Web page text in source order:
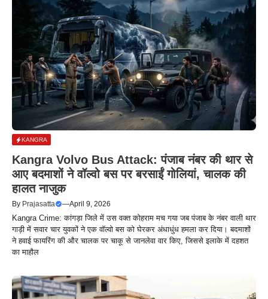
KANGRA
Kangra Volvo Bus Attack: पंजाब नंबर की थार से
आए बदमाशों ने वॉल्वो बस पर बरसाईं गोलियां, चालक की
हालत नाजुक
By Prajasatta —April 9, 2026
Kangra Crime: कांगड़ा जिले में उस वक्त कोहराम मच गया जब पंजाब के नंबर वाली थार
गाड़ी में सवार चार युवकों ने एक वॉल्वो बस को घेरकर अंधाधुंध हमला कर दिया। बदमाशों
ने हवाई फायरिंग की और चालक पर चाकू से जानलेवा वार किए, जिससे इलाके में दहशत
का माहौल